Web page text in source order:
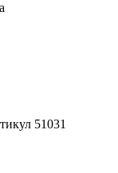
51031